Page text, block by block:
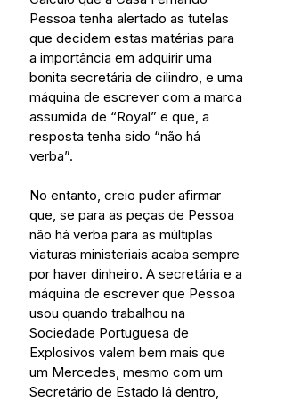
Pessoa tenha alertado as tutelas
que decidem estas matérias para
a importância em adquirir uma
bonita secretária de cilindro, e uma
máquina de escrever com a marca
assumida de “Royal” e que, a
resposta tenha sido “não há
verba”.
No entanto, creio puder afirmar
que, se para as peças de Pessoa
não há verba para as múltiplas
viaturas ministeriais acaba sempre
por haver dinheiro. A secretária e a
máquina de escrever que Pessoa
usou quando trabalhou na
Sociedade Portuguesa de
Explosivos valem bem mais que
um Mercedes, mesmo com um
Secretário de Estado lá dentro,